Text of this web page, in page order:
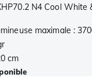
N4 Cool White
maximale :
cm